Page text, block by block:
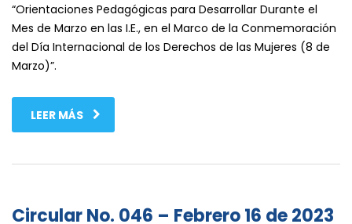
“Orientaciones Pedagógicas para Desarrollar Durante el
Mes de Marzo en las I.E., en el Marco de la Conmemoración
del Día Internacional de los Derechos de las Mujeres (8 de
Marzo)”.
LEER MÁS
Circular No. 046 – Febrero 16 de 2023